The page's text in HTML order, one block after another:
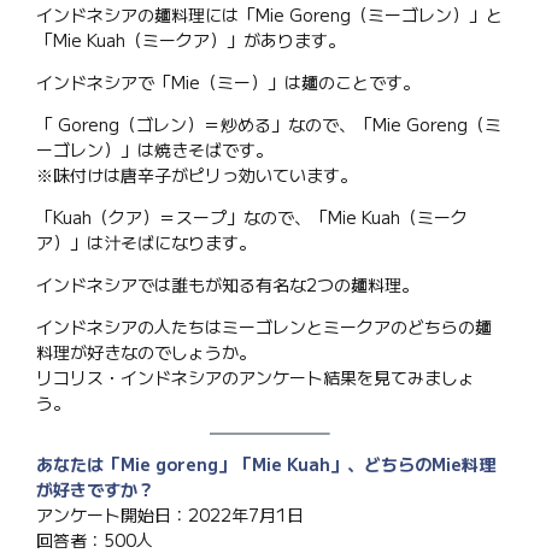
インドネシアの麺料理には「Mie Goreng（ミーゴレン）」と
「Mie Kuah（ミークア）」があります。
インドネシアで「Mie（ミー）」は麺のことです。
「 Goreng（ゴレン）＝炒める」なので、「Mie Goreng（ミ
ーゴレン）」は焼きそばです。
※味付けは唐辛子がピリっ効いています。
「Kuah（クア）＝スープ」なので、「Mie Kuah（ミーク
ア）」は汁そばになります。
インドネシアでは誰もが知る有名な2つの麺料理。
インドネシアの人たちはミーゴレンとミークアのどちらの麺
料理が好きなのでしょうか。
リコリス・インドネシアのアンケート結果を見てみましょ
う。
あなたは「Mie goreng」「Mie Kuah」、どちらのMie料理
が好きですか？
アンケート開始日：2022年7月1日
回答者：500人